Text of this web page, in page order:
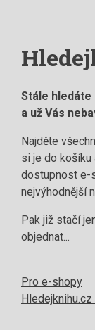
Stále hledáte
a už Vás
Najděte
si je do košíku
dostupnost e-
nejvýhodnější
Pak již stačí
objednat...
Pro e-shopy
Hledejknihu.cz